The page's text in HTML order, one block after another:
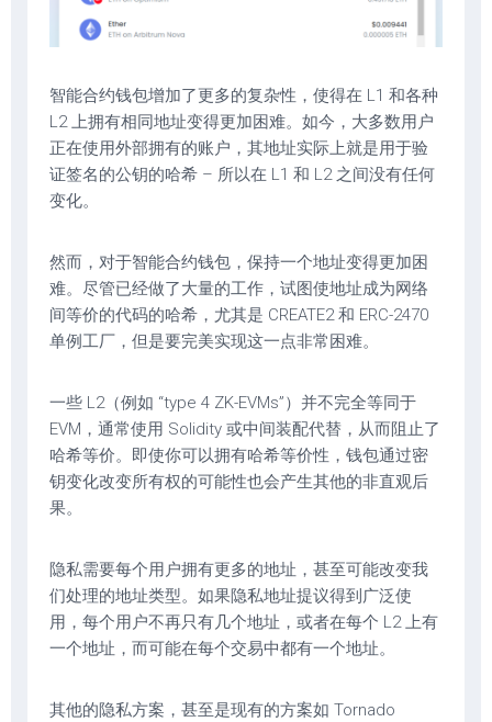
智能合约钱包增加了更多的复杂性，使得在 L1 和各种
L2 上拥有相同地址变得更加困难。如今，大多数用户
正在使用外部拥有的账户，其地址实际上就是用于验
证签名的公钥的哈希 – 所以在 L1 和 L2 之间没有任何
变化。
然而，对于智能合约钱包，保持一个地址变得更加困
难。尽管已经做了大量的工作，试图使地址成为网络
间等价的代码的哈希，尤其是 CREATE2 和 ERC-2470
单例工厂，但是要完美实现这一点非常困难。
一些 L2（例如 “type 4 ZK-EVMs”）并不完全等同于
EVM，通常使用 Solidity 或中间装配代替，从而阻止了
哈希等价。即使你可以拥有哈希等价性，钱包通过密
钥变化改变所有权的可能性也会产生其他的非直观后
果。
隐私需要每个用户拥有更多的地址，甚至可能改变我
们处理的地址类型。如果隐私地址提议得到广泛使
用，每个用户不再只有几个地址，或者在每个 L2 上有
一个地址，而可能在每个交易中都有一个地址。
其他的隐私方案，甚至是现有的方案如 Tornado